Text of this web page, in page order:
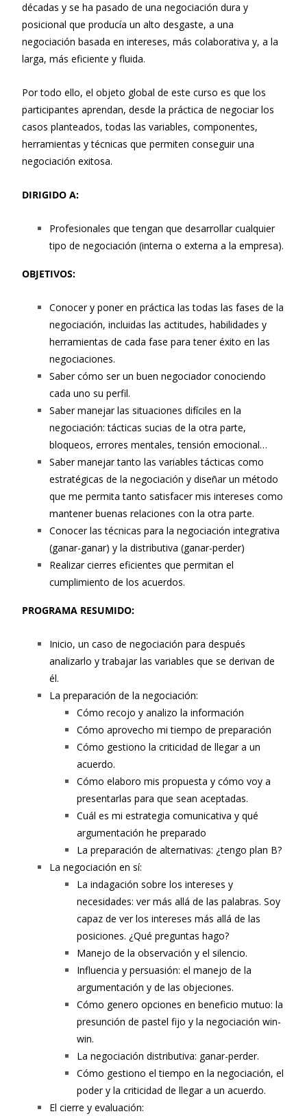
décadas y se ha pasado de una negociación dura y
posicional que producía un alto desgaste, a una
negociación basada en intereses, más colaborativa y, a la
larga, más eficiente y fluida.
Por todo ello, el objeto global de este curso es que los
participantes aprendan, desde la práctica de negociar los
casos planteados, todas las variables, componentes,
herramientas y técnicas que permiten conseguir una
negociación exitosa.
DIRIGIDO A:
Profesionales que tengan que desarrollar cualquier
tipo de negociación (interna o externa a la empresa).
OBJETIVOS:
Conocer y poner en práctica las todas las fases de la
negociación, incluidas las actitudes, habilidades y
herramientas de cada fase para tener éxito en las
negociaciones.
Saber cómo ser un buen negociador conociendo
cada uno su perfil.
Saber manejar las situaciones difíciles en la
negociación: tácticas sucias de la otra parte,
bloqueos, errores mentales, tensión emocional…
Saber manejar tanto las variables tácticas como
estratégicas de la negociación y diseñar un método
que me permita tanto satisfacer mis intereses como
mantener buenas relaciones con la otra parte.
Conocer las técnicas para la negociación integrativa
(ganar-ganar) y la distributiva (ganar-perder)
Realizar cierres eficientes que permitan el
cumplimiento de los acuerdos.
PROGRAMA RESUMIDO:
Inicio, un caso de negociación para después
analizarlo y trabajar las variables que se derivan de
él.
La preparación de la negociación:
Cómo recojo y analizo la información
Cómo aprovecho mi tiempo de preparación
Cómo gestiono la criticidad de llegar a un
acuerdo.
Cómo elaboro mis propuesta y cómo voy a
presentarlas para que sean aceptadas.
Cuál es mi estrategia comunicativa y qué
argumentación he preparado
La preparación de alternativas: ¿tengo plan B?
La negociación en sí:
La indagación sobre los intereses y
necesidades: ver más allá de las palabras. Soy
capaz de ver los intereses más allá de las
posiciones. ¿Qué preguntas hago?
Manejo de la observación y el silencio.
Influencia y persuasión: el manejo de la
argumentación y de las objeciones.
Cómo genero opciones en beneficio mutuo: la
presunción de pastel fijo y la negociación win-
win.
La negociación distributiva: ganar-perder.
Cómo gestiono el tiempo en la negociación, el
poder y la criticidad de llegar a un acuerdo.
El cierre y evaluación: